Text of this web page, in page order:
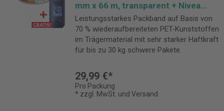
mm x 66 m, transparent + Nivea
Duschgel Total Relax 250 ml GRATIS
Leistungsstarkes Packband auf Basis von
70 % wiederaufbereiteten PET-Kunststoffen
im Trägermaterial mit sehr starker Haftkraft
für bis zu 30 kg schwere Pakete.
29,99 €*
Pro Packung
* zzgl. MwSt. und Versand